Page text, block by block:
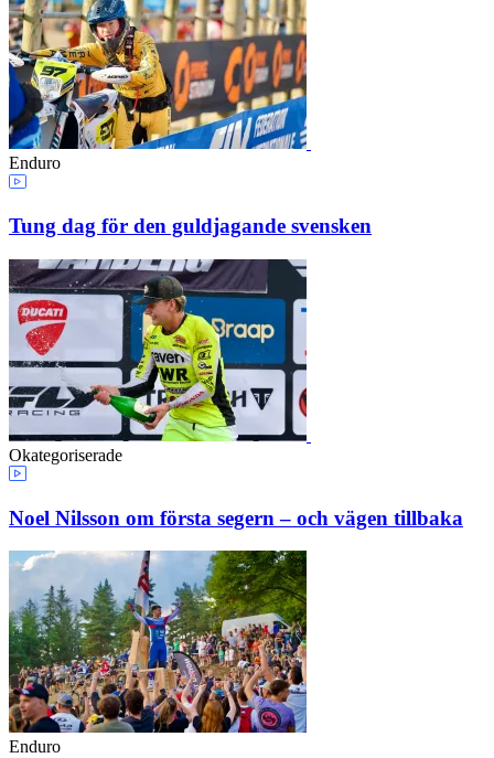
Enduro
Tung dag för den guldjagande svensken
Okategoriserade
Noel Nilsson om första segern – och vägen tillbaka
Enduro